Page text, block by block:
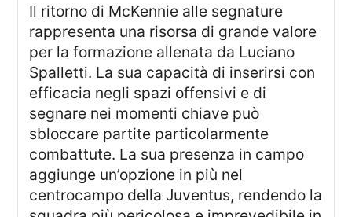
Il ritorno di McKennie alle segnature
rappresenta una risorsa di grande valore
per la formazione allenata da Luciano
Spalletti. La sua capacità di inserirsi con
efficacia negli spazi offensivi e di
segnare nei momenti chiave può
sbloccare partite particolarmente
combattute. La sua presenza in campo
aggiunge un’opzione in più nel
centrocampo della Juventus, rendendo la